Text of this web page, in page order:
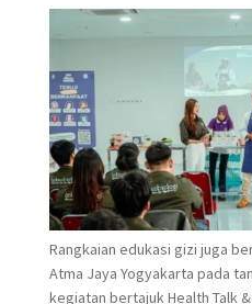
Rangkaian edukasi gizi juga
Atma Jaya Yogyakarta pada
kegiatan bertajuk Health Talk